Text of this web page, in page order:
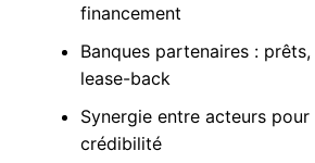
financement
Banques partenaires :
lease-back
Synergie entre acteurs
crédibilité